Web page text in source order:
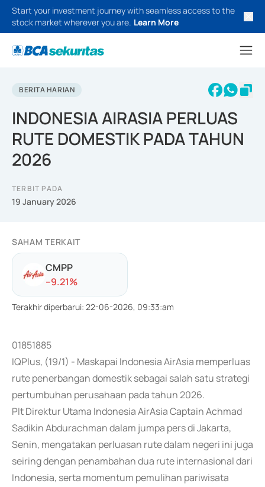
Start your investment journey with seamless access to the
stock market wherever you are. Learn More
BERITA HARIAN
INDONESIA AIRASIA PERLUAS
RUTE DOMESTIK PADA TAHUN
2026
TERBIT PADA
19 January 2026
SAHAM TERKAIT
CMPP
--9.21%
Terakhir diperbarui: 22-06-2026, 09:33:am
01851885
IQPlus, (19/1) - Maskapai Indonesia AirAsia memperluas
rute penerbangan domestik sebagai salah satu strategi
pertumbuhan perusahaan pada tahun 2026.
Plt Direktur Utama Indonesia AirAsia Captain Achmad
Sadikin Abdurachman dalam jumpa pers di Jakarta,
Senin, mengatakan perluasan rute dalam negeri ini juga
seiring dengan penambahan dua rute internasional dari
Indonesia, serta momentum pemulihan pariwisata